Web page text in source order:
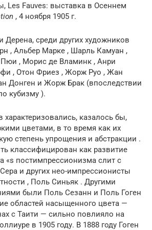
Les Fauves: выставка в Осеннем
, 4 ноября 1905 г.
среди других художников
, Альбер Марке , Шарль Камуан ,
, Морис де Вламинк , Анри
, Отон Фриез , Жорж Руо , Жан
Донген и Жорж Брак (впоследствии
кубизму ).
казалось бы,
цветами, в то время как их
степень упрощения и абстракции .
классифицирован как развитие
«s постимпрессионизма слит с
и других нео-импрессионисты
, Поль Синьяк . Другими
были Поль Сезанн и Поль Гоген
областей насыщенного цвета —
с Таити — сильно повлияло на
в 1905 году. В 1888 году Гоген